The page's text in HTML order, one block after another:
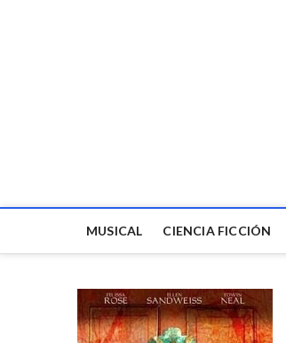
MUSICAL CIENCIA FICCIÓN